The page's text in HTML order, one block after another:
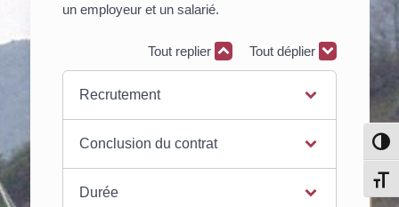
un employeur et un salarié.
Tout replier Tout déplier
Recrutement
Conclusion du contrat
Durée